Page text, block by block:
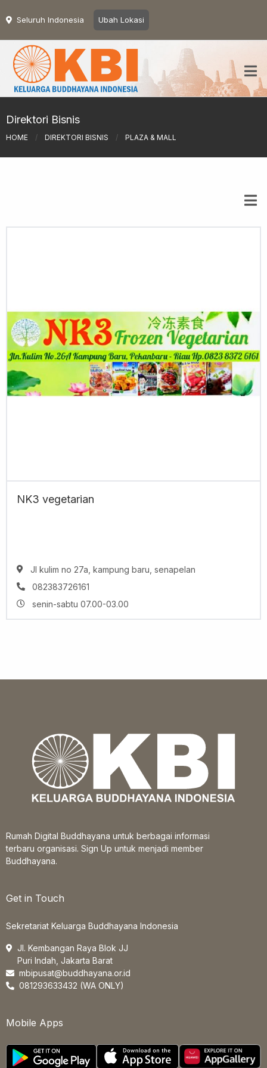
Seluruh Indonesia Ubah Lokasi
Direktori Bisnis
HOME / DIREKTORI BISNIS / PLAZA & MALL
NK3 vegetarian
Jl kulim no 27a, kampung baru, senapelan
082383726161
senin-sabtu 07.00-03.00
Rumah Digital Buddhayana untuk berbagai informasi
terbaru organisasi. Sign Up untuk menjadi member
Buddhayana.
Get in Touch
Sekretariat Keluarga Buddhayana Indonesia
Jl. Kembangan Raya Blok JJ
Puri Indah, Jakarta Barat
mbipusat@buddhayana.or.id
081293633432 (WA ONLY)
Mobile Apps